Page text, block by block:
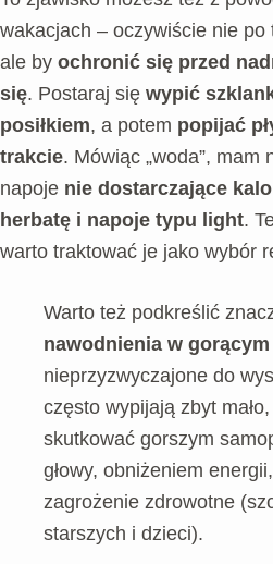
wakacjach – oczywiście nie
ale by ochronić się przed
się. Postaraj się wypić
posiłkiem, a potem popijać
trakcie. Mówiąc „woda”, mam
napoje nie dostarczające
herbatę i napoje typu light.
warto traktować je jako wybór
Warto też podkreślić
nawodnienia w
nieprzyzwyczajone do
często wypijają zbyt
skutkować gorszym
głowy, obniżeniem
zagrożenie zdrowotne
starszych i dzieci).